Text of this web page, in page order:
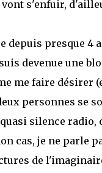
vont s'enfuir,
depuis presque 4
devenue une
me faire désirer
personnes se
silence radio,
cas, je ne parle
de